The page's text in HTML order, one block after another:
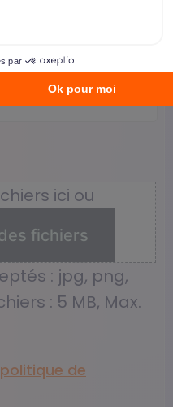
ici ou
fichiers
: jpg, png,
: 5 MB, Max.
politique de